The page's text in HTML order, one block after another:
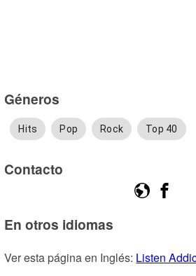
Géneros
Hits Pop Rock Top 40
Contacto
En otros idiomas
Ver esta página en Inglés: Listen